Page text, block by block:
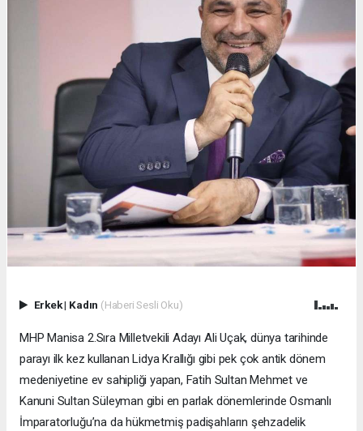
Erkek| Kadın (Haberi Sesli Oku)
MHP Manisa 2.Sıra Milletvekili Adayı Ali Uçak, dünya tarihinde
parayı ilk kez kullanan Lidya Krallığı gibi pek çok antik dönem
medeniyetine ev sahipliği yapan, Fatih Sultan Mehmet ve
Kanuni Sultan Süleyman gibi en parlak dönemlerinde Osmanlı
İmparatorluğu’na da hükmetmiş padişahların şehzadelik